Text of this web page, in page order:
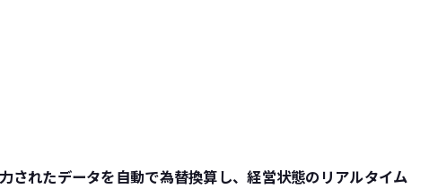
れたデータを自動で為替換算し、経営状態のリアルタイム